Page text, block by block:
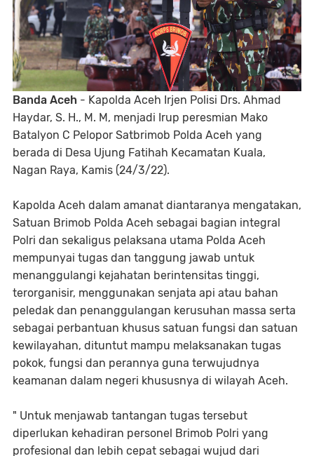
Banda Aceh - Kapolda Aceh Irjen Polisi Drs. Ahmad
Haydar, S. H., M. M, menjadi Irup peresmian Mako
Batalyon C Pelopor Satbrimob Polda Aceh yang
berada di Desa Ujung Fatihah Kecamatan Kuala,
Nagan Raya, Kamis (24/3/22).
Kapolda Aceh dalam amanat diantaranya mengatakan,
Satuan Brimob Polda Aceh sebagai bagian integral
Polri dan sekaligus pelaksana utama Polda Aceh
mempunyai tugas dan tanggung jawab untuk
menanggulangi kejahatan berintensitas tinggi,
terorganisir, menggunakan senjata api atau bahan
peledak dan penanggulangan kerusuhan massa serta
sebagai perbantuan khusus satuan fungsi dan satuan
kewilayahan, dituntut mampu melaksanakan tugas
pokok, fungsi dan perannya guna terwujudnya
keamanan dalam negeri khususnya di wilayah Aceh.
" Untuk menjawab tantangan tugas tersebut
diperlukan kehadiran personel Brimob Polri yang
profesional dan lebih cepat sebagai wujud dari